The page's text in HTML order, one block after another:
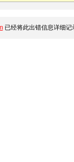
已经将此出错信息详细记